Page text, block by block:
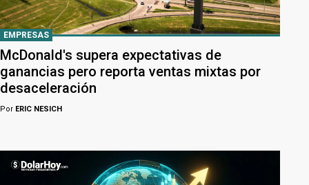
EMPRESAS
McDonald's supera expectativas de
ganancias pero reporta ventas mixtas por
desaceleración
Por ERIC NESICH